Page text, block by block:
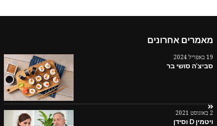
מאמרים אחרונים
19 באפריל 2024
סביצ'ה סושי בר
2 באוגוסט 2021
ויטמין D וסידן